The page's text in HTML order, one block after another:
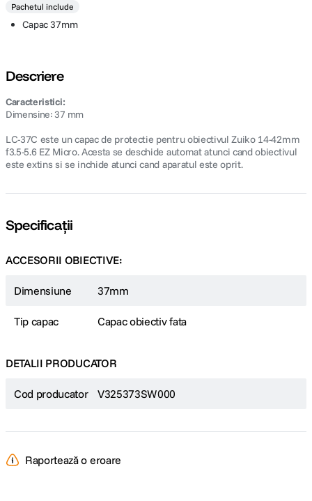
Pachetul include
Capac 37mm
Descriere
Caracteristici:
Dimensine: 37 mm
LC-37C este un capac de protectie pentru obiectivul Zuiko 14-42mm
f3.5-5.6 EZ Micro. Acesta se deschide automat atunci cand obiectivul
este extins si se inchide atunci cand aparatul este oprit.
Specificații
ACCESORII OBIECTIVE:
Dimensiune 37mm
Tip capac Capac obiectiv fata
DETALII PRODUCATOR
Cod producator V325373SW000
Raportează o eroare